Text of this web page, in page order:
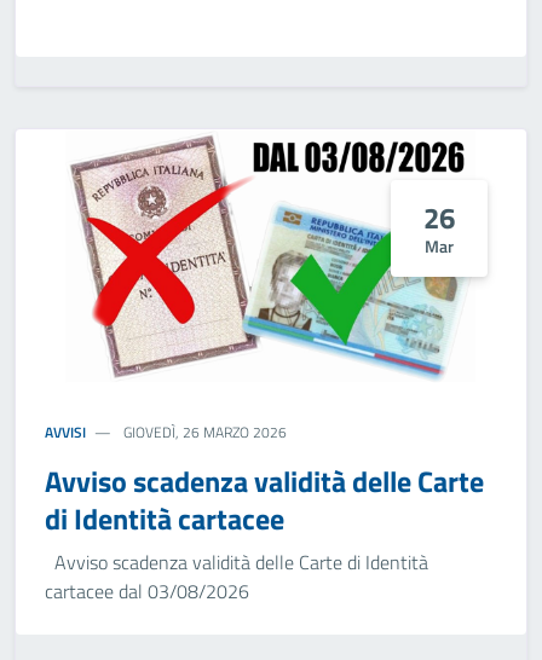
26
Mar
AVVISI GIOVEDÌ, 26 MARZO 2026
Avviso scadenza validità delle Carte
di Identità cartacee
Avviso scadenza validità delle Carte di Identità
cartacee dal 03/08/2026